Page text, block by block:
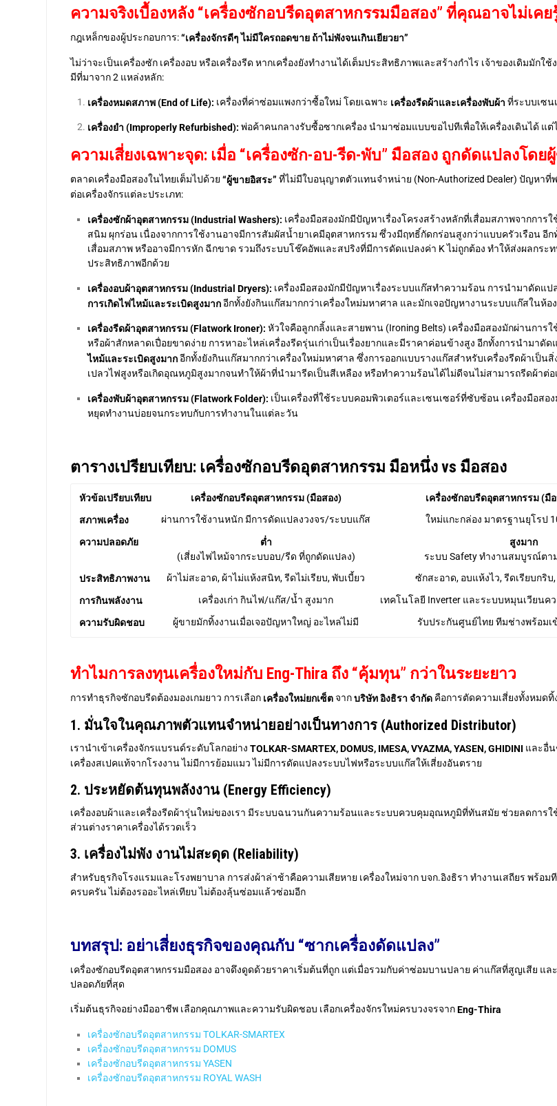
ความจริงเบื้องหลัง “เครื่องซักอบรีดอุตสาหกรรมมือสอง” ที่คุณอาจไม่เคย
กฎเหล็กของผู้ประกอบการ:“เครื่องจักรดีๆ ไม่มีใครถอดขาย ถ้าไม่พังจนเกินเยียวยา”
ไม่ว่าจะเป็นเครื่องซัก เครื่องอบ หรือเครื่องรีด หากเครื่องยังทำงานได้เต็มประสิทธิภาพและสร้างกำไร เจ้าของเดิมมั
มีที่มาจาก 2 แหล่งหลัก:
เครื่องหมดสภาพ (End of Life): เครื่องที่ค่าซ่อมแพงกว่าซื้อใหม่ โดยเฉพาะ เครื่องรีดผ้าและเครื่องพับผ้า ที่ระบบเซน
เครื่องยำ (Improperly Refurbished): พ่อค้าคนกลางรับซื้อซากเครื่อง นำมาซ่อมแบบขอไปทีเพื่อให้เครื่องเดินได้ แ
ความเสี่ยงเฉพาะจุด: เมื่อ “เครื่องซัก-อบ-รีด-พับ” มือสอง ถูกดัดแปลงโด
ตลาดเครื่องมือสองในไทยเต็มไปด้วย “ผู้ขายอิสระ” ที่ไม่มีใบอนุญาตตัวแทนจำหน่าย (Non-Authorized Dealer) ปัญหาที่
ต่อเครื่องจักรแต่ละประเภท:
เครื่องซักผ้าอุตสาหกรรม (Industrial Washers): เครื่องมือสองมักมีปัญหาเรื่องโครงสร้างหลักที่เสื่อมสภาพจากการ
สนิม ผุกร่อน เนื่องจากการใช้งานอาจมีการสัมผัสน้ำยาเคมีอุตสาหกรรม ซึ่วงมีฤทธิ์กัดกร่อนสูงกว่าแบบครัวเรือน อี
เสื่อมสภาพ หรืออาจมีการหัก ฉีกขาด รวมถึงระบบโช๊คอัพและสปริงที่มีการดัดแปลงค่า K ไม่ถูกต้อง ทำให้ส่งผลกระ
ประสิทธิภาพอีกด้วย
เครื่องอบผ้าอุตสาหกรรม (Industrial Dryers): เครื่องมือสองมักมีปัญหาเรื่องระบบแก๊สทำความร้อน การนำมาดัด
การเกิดไฟไหม้และระเบิดสูงมากอีกทั้งยังกินแก๊สมากกว่าเครื่องใหม่มหาศาล และมักเจอปัญหางานระบบแก๊สในห้อ
เครื่องรีดผ้าอุตสาหกรรม (Flatwork Ironer): หัวใจคือลูกกลิ้งและสายพาน (Ironing Belts) เครื่องมือสองมักผ่านกา
หรือผ้าสักหลาดเปื่อยขาดง่าย การหาอะไหล่เครื่องรีดรุ่นเก่าเป็นเรื่องยากและมีราคาค่อนข้างสูง อีกทั้งการนำมา
ไหม้และระเบิดสูงมากอีกทั้งยังกินแก๊สมากกว่าเครื่องใหม่มหาศาล ซึ่งการออกแบบรางแก๊สสำหรับเครื่องรีดผ้าเป็
เปลวไฟสูงหรือเกิดอุณหภูมิสูงมากจนทำให้ผ้าที่นำมารีดเป็นสีเหลือง หรือทำความร้อนได้ไม่ดีจนไม่สามารถรีดผ้าต่อ
เครื่องพับผ้าอุตสาหกรรม (Flatwork Folder): เป็นเครื่องที่ใช้ระบบคอมพิวเตอร์และเซนเซอร์ที่ซับซ้อน เครื่องมือส
หยุดทำงานบ่อยจนกระทบกับการทำงานในแต่ละวัน
ตารางเปรียบเทียบ: เครื่องซักอบรีดอุตสาหกรรม มือหนึ่ง vs มือสอง
หัวข้อเปรียบเทียบ เครื่องซักอบรีดอุตสาหกรรม (มือสอง)
เครื่องซักอบรีดอุตสาหกรรม (มื
สภาพเครื่อง
ผ่านการใช้งานหนัก มีการดัดแปลงวงจร/ระบบแก๊ส ใหม่แกะกล่อง มาตรฐานยุโรป
ความปลอดภัย
ต่ำ
(เสี่ยงไฟไหม้จากระบบอบ/รีด ที่ถูกดัดแปลง)
สูงมาก
ระบบ Safety ทำงานสมบูรณ์ตา
ประสิทธิภาพงาน
ผ้าไม่สะอาด, ผ้าไม่แห้งสนิท, รีดไม่เรียบ, พับเบี้ยว ซักสะอาด, อบแห้งไว, รีดเรียบกริ
การกินพลังงาน เครื่องเก่า กินไฟ/แก๊ส/น้ำ สูงมาก เทคโนโลยี Inverter และระบบหมุนเวียน
ความรับผิดชอบ ผู้ขายมักทิ้งงานเมื่อเจอปัญหาใหญ่ อะไหล่ไม่มี รับประกันศูนย์ไทย ทีมช่างพร้อมเ
ทำไมการลงทุนเครื่องใหม่กับ Eng-Thira ถึง “คุ้มทุน” กว่าในระยะยาว
การทำธุรกิจซักอบรีดต้องมองเกมยาว การเลือก เครื่องใหม่ยกเซ็ตจากบริษัท อิงธิรา จำกัด คือการตัดความเสี่ยงทั้งหมดทิ้
1. มั่นใจในคุณภาพตัวแทนจำหน่ายอย่างเป็นทางการ (Authorized Distributor)
เรานำเข้าเครื่องจักรแบรนด์ระดับโลกอย่าง TOLKAR-SMARTEX, DOMUS, IMESA, VYAZMA, YASEN, GHIDINI และอื่น
เครื่องสเปคแท้จากโรงงาน ไม่มีการย้อมแมว ไม่มีการดัดแปลงระบบไฟหรือระบบแก๊สให้เสี่ยงอันตราย
2. ประหยัดต้นทุนพลังงาน (Energy Efficiency)
เครื่องอบผ้าและเครื่องรีดผ้ารุ่นใหม่ของเรา มีระบบฉนวนกันความร้อนและระบบควบคุมอุณหภูมิที่ทันสมัย ช่วยลดกา
ส่วนต่างราคาเครื่องได้รวดเร็ว
3. เครื่องไม่พัง งานไม่สะดุด (Reliability)
สำหรับธุรกิจโรงแรมและโรงพยาบาล การส่งผ้าล่าช้าคือความเสียหาย เครื่องใหม่จาก บจก.อิงธิรา ทำงานเสถียร พร้อ
ครบครัน ไม่ต้องรออะไหล่เทียบ ไม่ต้องลุ้นซ่อมแล้วซ่อมอีก
บทสรุป: อย่าเสี่ยงธุรกิจของคุณกับ “ซากเครื่องดัดแปลง”
เครื่องซักอบรีดอุตสาหกรรมมือสอง อาจดึงดูดด้วยราคาเริ่มต้นที่ถูก แต่เมื่อรวมกับค่าซ่อมบานปลาย ค่าแก๊สที่สูญเสีย แล
ปลอดภัยที่สุด
เริ่มต้นธุรกิจอย่างมืออาชีพ เลือกคุณภาพและความรับผิดชอบ เลือกเครื่องจักรใหม่ครบวงจรจากEng-Thira
เครื่องซักอบรีดอุตสาหกรรม TOLKAR-SMARTEX
เครื่องซักอบรีดอุตสาหกรรม DOMUS
เครื่องซักอบรีดอุตสาหกรรม YASEN
เครื่องซักอบรีดอุตสาหกรรม ROYAL WASH